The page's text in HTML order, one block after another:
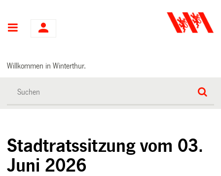
Hauptnavigation
Willkommen in Winterthur.
Stadtratssitzung vom 03.
Juni 2026